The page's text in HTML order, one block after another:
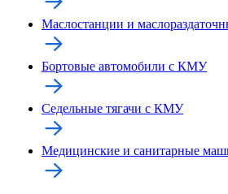
Маслостанции и
Бортовые автомобили с КМУ
Седельные тягачи с КМУ
Медицинские и санитарные